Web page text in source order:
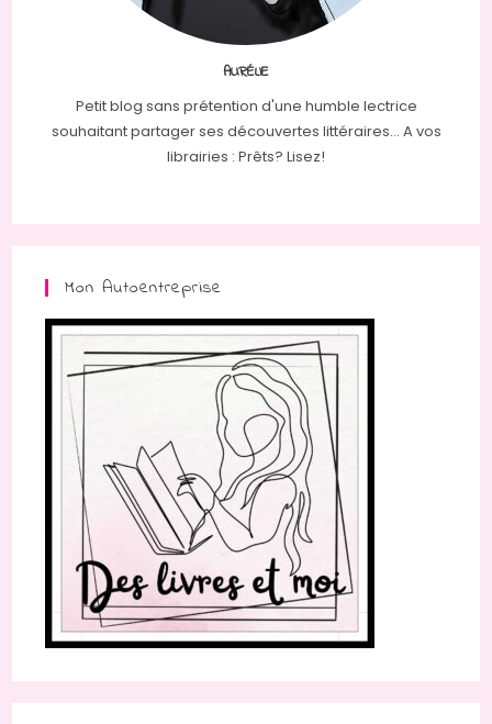
AURÉLIE
Petit blog sans prétention d'une humble lectrice
souhaitant partager ses découvertes littéraires... A vos
librairies : Prêts? Lisez!
Mon Autoentreprise